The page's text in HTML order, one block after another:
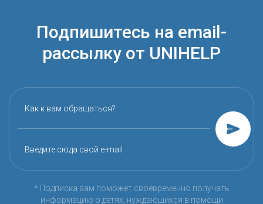
Подпишитесь на email-
рассылку от UNIHELP
Как к вам обращаться?
Введите сюда свой e-mail
* Подписка вам поможет своевременно получать
информацию о детях, нуждающихся в помощи